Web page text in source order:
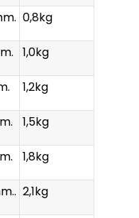
0,8kg
1,0kg
1,2kg
1,5kg
1,8kg
2,1kg